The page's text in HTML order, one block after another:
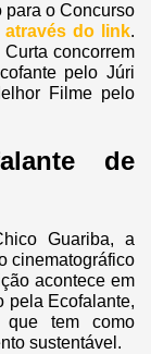
para o Concurso
através do link.
concorrem
pelo Júri
Filme pelo
de
Guariba, a
cinematográfico
acontece em
pela Ecofalante,
que tem como
sustentável.